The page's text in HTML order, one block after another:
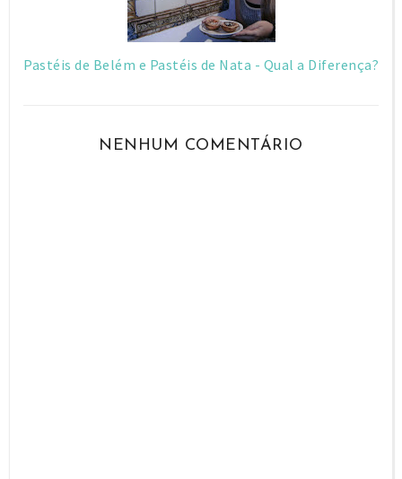
Pastéis de Belém e Pastéis de Nata - Qual a Diferença?
NENHUM COMENTÁRIO